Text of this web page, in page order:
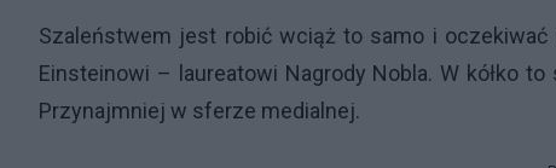
Szaleństwem jest robić wciąż to samo i
Einsteinowi – laureatowi Nagrody Nobla. W kółko
Przynajmniej w sferze medialnej.